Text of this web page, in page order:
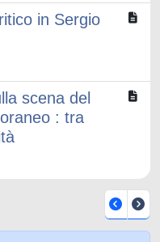
in Sergio
scena del
: tra